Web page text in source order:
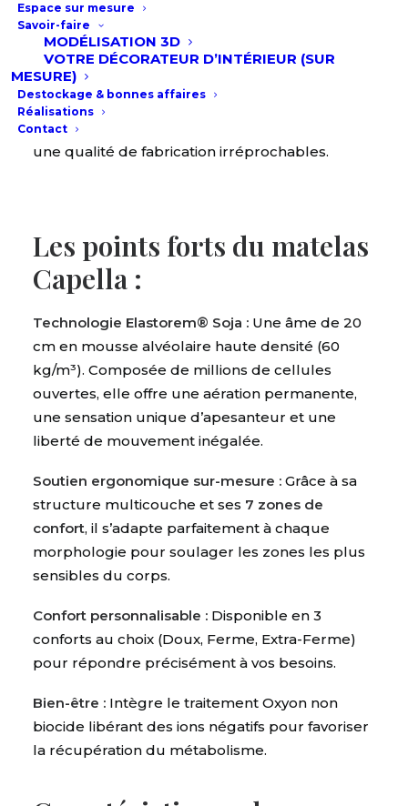
Espace sur mesure
Savoir-faire
MODÉLISATION 3D
VOTRE DÉCORATEUR D’INTÉRIEUR (SUR
MESURE)
Destockage & bonnes affaires
Réalisations
Contact
exclusive issue du savoir-faire d’artisan litier
français depuis 1960.
trouverez nulle part ailleurs en Charente : c’est
une exclusivité Meubles Aubin
durer, il bénéficie de la certification Origine
France Garantie, vous assurant une traçabilité et
une qualité de fabrication irréprochables.
Les points forts du matelas
Capella :
Technologie Elastorem® Soja : Une âme de 20
cm en mousse alvéolaire haute densité (60
kg/m³). Composée de millions de cellules
ouvertes, elle offre une aération permanente,
une sensation unique d’apesanteur et une
liberté de mouvement inégalée.
Soutien ergonomique sur-mesure : Grâce à sa
structure multicouche et ses 7 zones de
confort, il s’adapte parfaitement à chaque
morphologie pour soulager les zones les plus
sensibles du corps.
Confort personnalisable : Disponible en 3
conforts au choix (Doux, Ferme, Extra-Ferme)
pour répondre précisément à vos besoins.
Bien-être : Intègre le traitement Oxyon non
biocide libérant des ions négatifs pour favoriser
la récupération du métabolisme.